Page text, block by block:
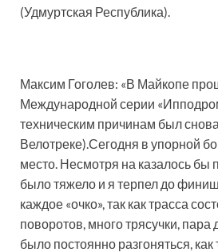
(Удмуртская Республика).
Максим Гоголев: «В Майкопе
Международной серии
техническим причинам был
Велотреке).Сегодня в упорной
место. Несмотря на казалось бы
было тяжело и я терпел до
каждое «очко», так как трасса
поворотов, много трясучки, пара
было постоянно разгоняться,